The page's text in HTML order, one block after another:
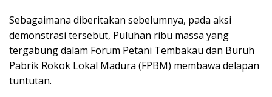
Sebagaimana diberitakan sebelumnya, pada aksi
demonstrasi tersebut, Puluhan ribu massa yang
tergabung dalam Forum Petani Tembakau dan Buruh
Pabrik Rokok Lokal Madura (FPBM) membawa delapan
tuntutan.